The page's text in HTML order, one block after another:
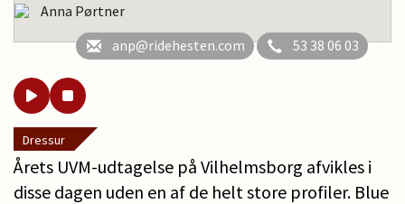
Anna Pørtner
anp@ridehesten.com
53 38 06 03
Dressur
Årets UVM-udtagelse på Vilhelmsborg afvikles i
disse dagen uden en af de helt store profiler. Blue